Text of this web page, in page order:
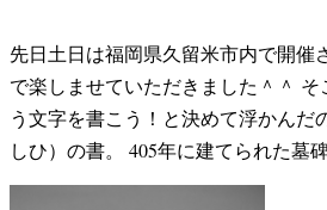
先日土日は福岡県久留米市内で開催
で楽しませていただきました＾＾
う文字を書こう！と決めて浮かんだ
しひ）の書。 405年に建てられた墓